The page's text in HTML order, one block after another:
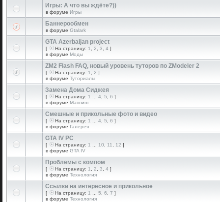
Игры: А что вы ждёте?))
в форуме Игры
Баннерообмен
в форуме Gtalark
GTA Azerbaijan project
[ На страницу: 1 2 3 4 ]
в форуме Моды
ZM2 Flash FAQ, новый уровень туторов по ZModeler 2
[ На страницу: 1 2 ]
в форуме Туториалы
Замена Дома Сиджея
[ На страницу: 1 4 5 6 ]
в форуме Маппинг
Смешные и прикольные фото и видео
[ На страницу: 1 4 5 6 ]
в форуме Галерея
GTA IV PC
[ На страницу: 1 10 11 12 ]
в форуме GTA IV
Проблемы с компом
[ На страницу: 1 2 3 4 ]
в форуме Технология
Ссылки на интересное и прикольное
[ На страницу: 1 5 6 7 ]
в форуме Технология